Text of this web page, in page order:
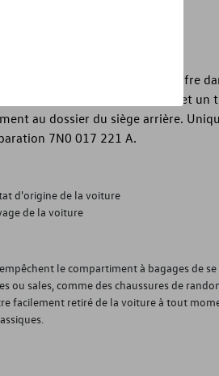
: Cette cloison divise le coffre
parfaite utilisation de l'espace et un
au dossier du siège arrière.
7N0 017 221 A.
d'origine de la voiture
de la voiture
le compartiment à bagages de
ou sales, comme des chaussures de
facilement retiré de la voiture à tout